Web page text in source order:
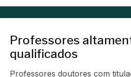
Professores
qualificados
Professores doutores com